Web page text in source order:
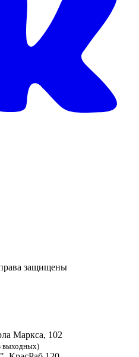
защищены
Маркса, 102
выходных)